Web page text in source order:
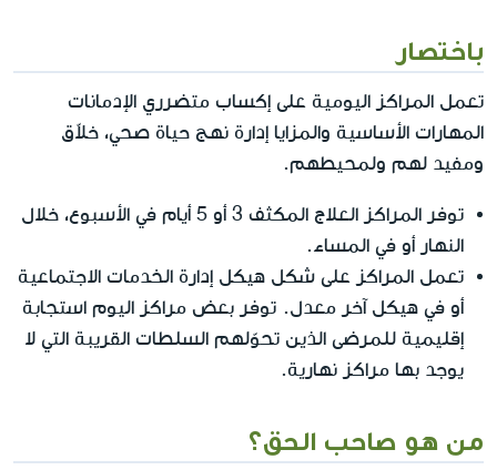
باختصار
تعمل المراكز اليومية على إكساب متضرري الإدمانات
المهارات الأساسية والمزايا إدارة نهج حياة صحي، خلاّق
ومفيد لهم ولمحيطهم.
توفر المراكز العلاج المكثف 3 أو 5 أيام في الأسبوع، خلال
النهار أو في المساء.
تعمل المراكز على شكل هيكل إدارة الخدمات الاجتماعية
أو في هيكل آخر معدل. توفر بعض مراكز اليوم استجابة
إقليمية للمرضى الذين تحوّلهم السلطات القريبة التي لا
يوجد بها مراكز نهارية.
من هو صاحب الحق؟